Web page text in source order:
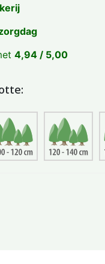
4,94 / 5,00